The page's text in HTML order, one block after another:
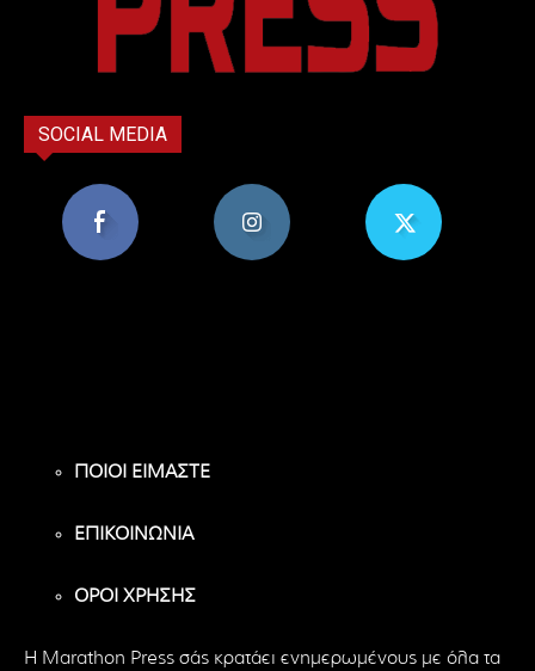
SOCIAL MEDIA
ΠΟΙΟΙ ΕΙΜΑΣΤΕ
ΕΠΙΚΟΙΝΩΝΙΑ
ΟΡΟΙ ΧΡΗΣΗΣ
H Marathon Press σάς κρατάει ενημερωμένους με όλα τα